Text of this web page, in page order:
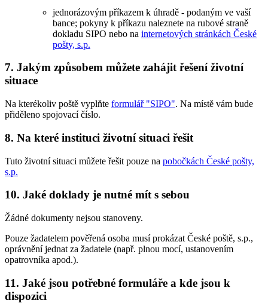
jednorázovým příkazem k úhradě - podaným ve vaší
bance; pokyny k příkazu naleznete na rubové straně
dokladu SIPO nebo na internetových stránkách České
pošty, s.p.
7. Jakým způsobem můžete zahájit řešení životní
situace
Na kterékoliv poště vyplňte formulář "SIPO". Na místě vám bude
přiděleno spojovací číslo.
8. Na které instituci životní situaci řešit
Tuto životní situaci můžete řešit pouze na pobočkách České pošty,
s.p.
10. Jaké doklady je nutné mít s sebou
Žádné dokumenty nejsou stanoveny.
Pouze žadatelem pověřená osoba musí prokázat České poště, s.p.,
oprávnění jednat za žadatele (např. plnou mocí, ustanovením
opatrovníka apod.).
11. Jaké jsou potřebné formuláře a kde jsou k
dispozici